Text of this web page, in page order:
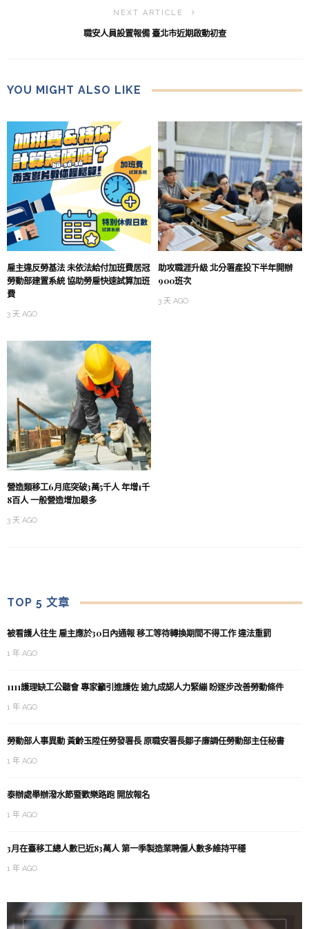
NEXT ARTICLE
職安人員設置報備 臺北市近期啟動初查
YOU MIGHT ALSO LIKE
雇主違反勞基法 未依法給付加班費居冠
勞動部建置系統 協助勞雇快速試算加班
費
3 天 AGO
助攻職涯升級 北分署產投下半年開辦
900班次
3 天 AGO
營造類移工6月底突破3萬5千人 年增1千
8百人 一般營造增加最多
3 天 AGO
TOP 5 文章
被看護人往生 雇主應於30日內通報 移工等待轉換期間不得工作 違法重罰
1 年 AGO
1111護理缺工公聽會 專家籲引進護佐 逾九成認人力緊繃 盼逐步改善勞動條件
1 年 AGO
勞動部人事異動 黃齡玉陞任勞發署長 原職安署長鄒子廉調任勞動部主任秘書
1 年 AGO
泰辦處舉辦潑水節暨歡樂路跑 開放報名
1 年 AGO
3月在臺移工總人數已近83萬人 第一季製造業聘僱人數多維持平穩
1 年 AGO